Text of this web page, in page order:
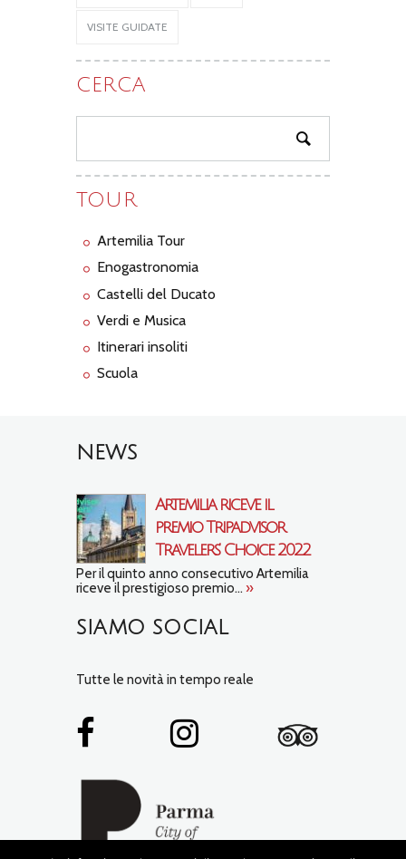
VISITE GUIDATE
CERCA
TOUR
Artemilia Tour
Enogastronomia
Castelli del Ducato
Verdi e Musica
Itinerari insoliti
Scuola
NEWS
Artemilia riceve il
premio Tripadvisor
Travelers’ Choice 2022
Per il quinto anno consecutivo Artemilia
riceve il prestigioso premio... »
SIAMO SOCIAL
Tutte le novità in tempo reale